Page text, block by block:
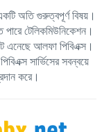
অতি গুরুত্বপূর্ণ বিষয়।
টেলিকমিউনিকেশন।
আলফা পিবিএক্স।
সার্ভিসের সবন্বয়ে
করে।